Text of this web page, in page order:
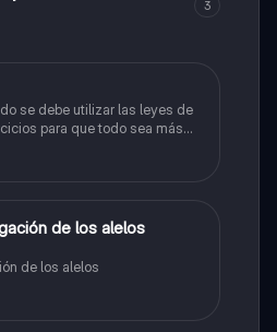
3
se debe utilizar las leyes de
para que todo sea más
de los alelos
de los alelos